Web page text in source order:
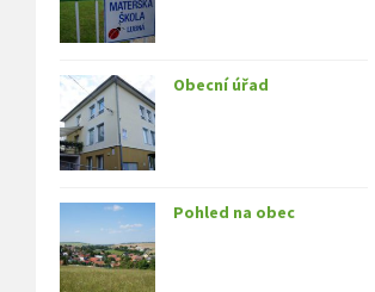
Obecní úřad
Pohled na obec